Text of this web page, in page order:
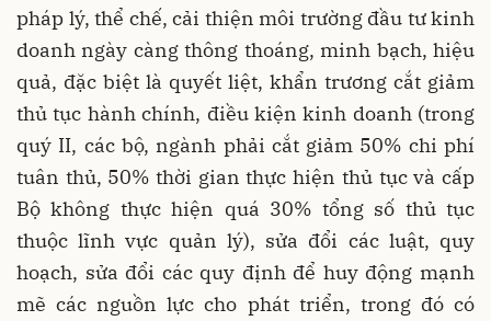
pháp lý, thể chế, cải thiện môi trường đầu tư kinh
doanh ngày càng thông thoáng, minh bạch, hiệu
quả, đặc biệt là quyết liệt, khẩn trương cắt giảm
thủ tục hành chính, điều kiện kinh doanh (trong
quý II, các bộ, ngành phải cắt giảm 50% chi phí
tuân thủ, 50% thời gian thực hiện thủ tục và cấp
Bộ không thực hiện quá 30% tổng số thủ tục
thuộc lĩnh vực quản lý), sửa đổi các luật, quy
hoạch, sửa đổi các quy định để huy động mạnh
mẽ các nguồn lực cho phát triển, trong đó có